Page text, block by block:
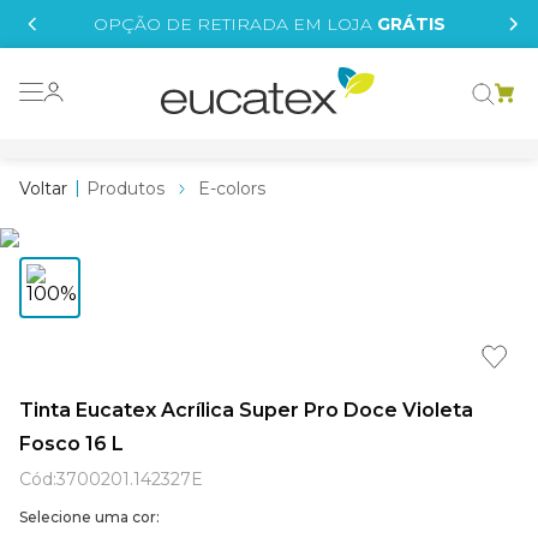
OPÇÃO DE RETIRADA EM LOJA GRÁTIS
Produtos E-colors
Tinta Eucatex Acrílica Super Pro Doce Violeta
Fosco 16 L
Cód:3700201.142327E
Selecione uma cor:
tinta
tinta